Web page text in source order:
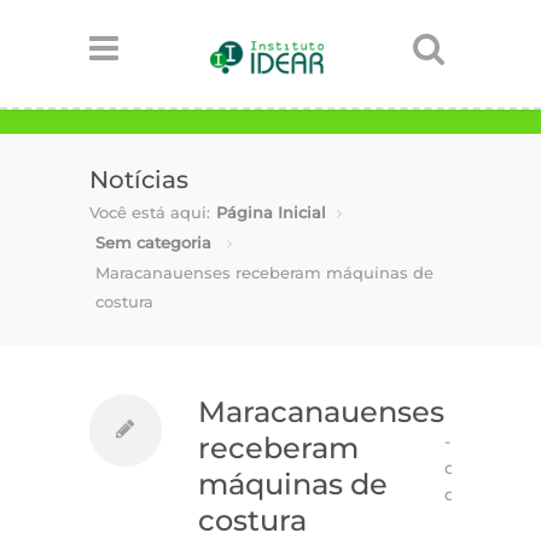
Notícias
Você está aqui: Página Inicial
Sem categoria
Maracanauenses receberam máquinas de
costura
Maracanauenses
receberam
máquinas de
costura
-
dezembro
de 2013